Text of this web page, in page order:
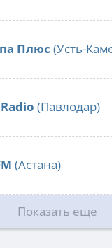
Плюс (Усть-
(Павлодар)
(Астана)
Показать еще